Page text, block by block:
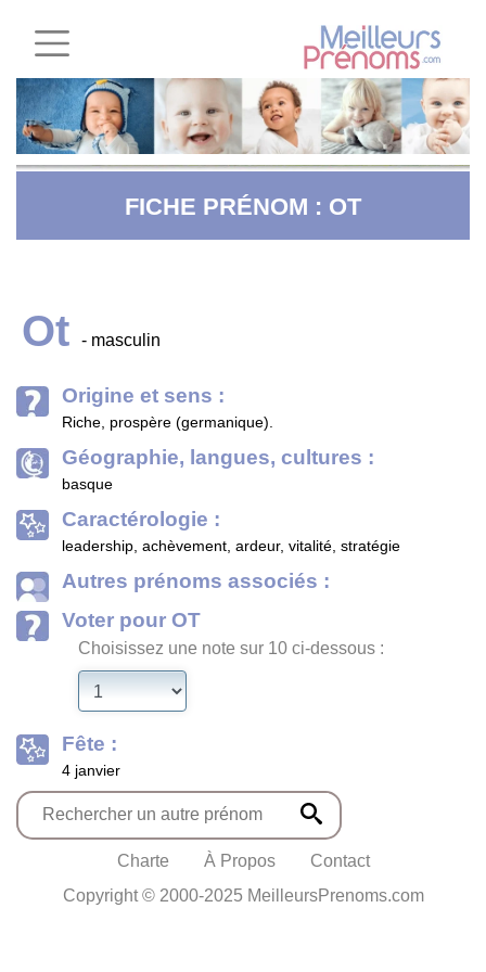
FICHE PRÉNOM : OT
Ot - masculin
Origine et sens :
Riche, prospère (germanique).
Géographie, langues, cultures :
basque
Caractérologie :
leadership, achèvement, ardeur, vitalité, stratégie
Autres prénoms associés :
Voter pour OT
Choisissez une note sur 10 ci-dessous :
Fête :
4 janvier
Charte À Propos
Contact
Copyright © 2000-2025 MeilleursPrenoms.com